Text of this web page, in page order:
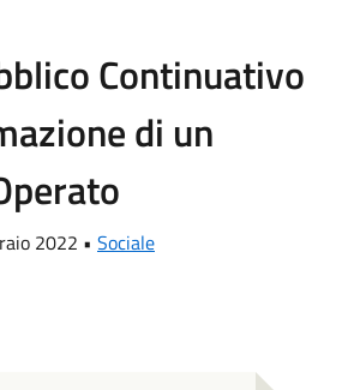
Continuativo
di un
2022 • Sociale